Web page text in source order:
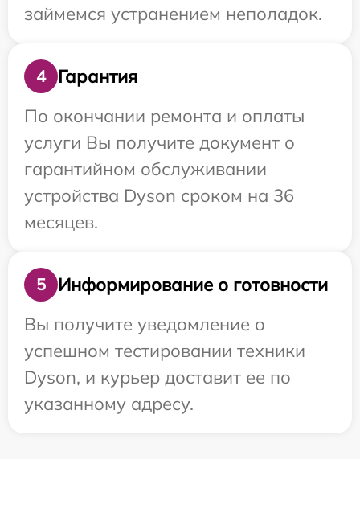
займемся устранением неполадок.
4
Гарантия
По окончании ремонта и оплаты
услуги Вы получите документ о
гарантийном обслуживании
устройства Dyson сроком на 36
месяцев.
5
Информирование о готовности
Вы получите уведомление о
успешном тестировании техники
Dyson, и курьер доставит ее по
указанному адресу.